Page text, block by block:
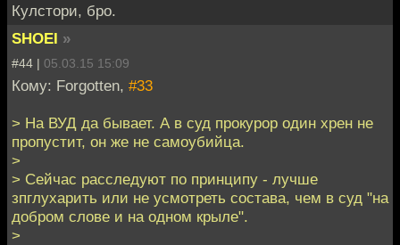
Кулстори, бро.
SHOEI »
#44 | 05.03.15 15:09
Кому: Forgotten, #33
> На ВУД да бывает. А в суд прокурор один хрен не
пропустит, он же не самоубийца.
>
> Сейчас расследуют по принципу - лучше
зпглухарить или не усмотреть состава, чем в суд "на
добром слове и на одном крыле".
>